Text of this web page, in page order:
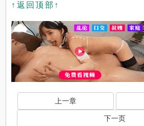
↑返回顶部↑
上一章
下一页